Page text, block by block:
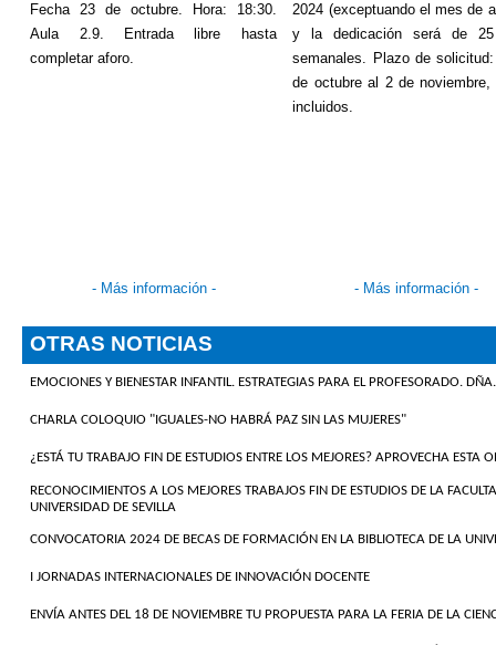
Fecha 23 de octubre. Hora: 18:30.
Aula 2.9. Entrada libre hasta
completar aforo.
2024 (exceptuando el mes de
y la dedicación será de 25
semanales. Plazo de
de octubre al 2 de noviembre,
incluidos.
- Más información- - Más información -
OTRAS NOTICIAS
EMOCIONES Y BIENESTAR INFANTIL. ESTRATEGIAS PARA EL PROFESORADO.
CHARLA COLOQUIO "IGUALES-NO HABRÁ PAZ SIN LAS MUJERES"
¿ESTÁ TU TRABAJO FIN DE ESTUDIOS ENTRE LOS MEJORES? APROVECHA ESTA
RECONOCIMIENTOS A LOS MEJORES TRABAJOS FIN DE ESTUDIOS DE LA
UNIVERSIDAD DE SEVILLA
CONVOCATORIA 2024 DE BECAS DE FORMACIÓN EN LA BIBLIOTECA DE LA
I JORNADAS INTERNACIONALES DE INNOVACIÓN DOCENTE
ENVÍA ANTES DEL 18 DE NOVIEMBRE TU PROPUESTA PARA LA FERIA DE LA